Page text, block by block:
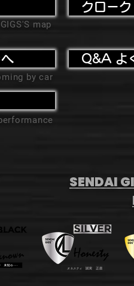
GIGS'S map
クローク
by car
Q&A よ
SENDAI